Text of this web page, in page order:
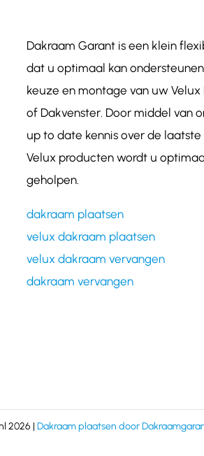
Dakraam Garant is een klein
dat u optimaal kan
keuze en montage van uw Velux
of Dakvenster. Door middel van
up to date kennis over de laatste
Velux producten wordt u
geholpen.
dakraam plaatsen
velux dakraam plaatsen
velux dakraam vervangen
dakraam vervangen
2026 | Dakraam plaatsen door